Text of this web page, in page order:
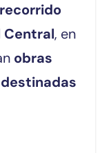
Central, en
obras